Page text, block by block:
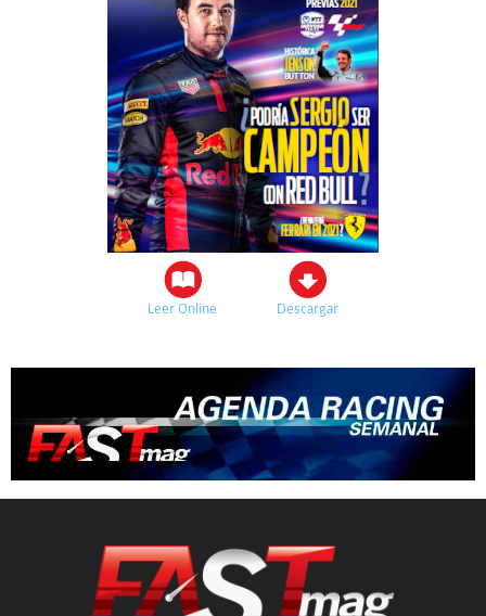
Leer Online Descargar